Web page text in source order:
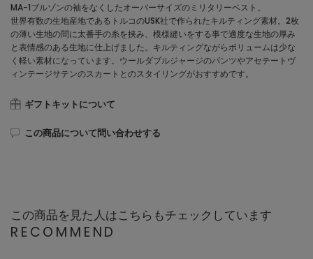
MA-1ブルゾンの袖をなくしたオーバーサイズのミリタリーベスト。
世界有数の生地産地であるトルコのUSK社で作られたキルティング素材。2枚
の薄い生地の間に太番手の糸を挟み、模様縫いをする事で適度な生地の厚み
と表情感のある生地に仕上げました。キルティングながらボリュームは少な
く軽い素材になっています。ウールダブルジャージのパンツやアセテートヴ
ィンテージサテンのスカートとのスタイリングがおすすめです。
ギフトキットについて
この商品について問い合わせする
この商品を見た人はこちらもチェックしています
RECOMMEND